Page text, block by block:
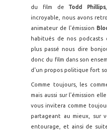
du film deTodd Phillips
incroyable, nous avons
animateur de l'émission
habitués de nos podcasts
plus passé nous dire
donc du film dans son
d'un propos politique fort
Comme toujours, les
mais aussi sur l'émission
vous invitera comme
partageant au mieux, sur
entourage, et ainsi de